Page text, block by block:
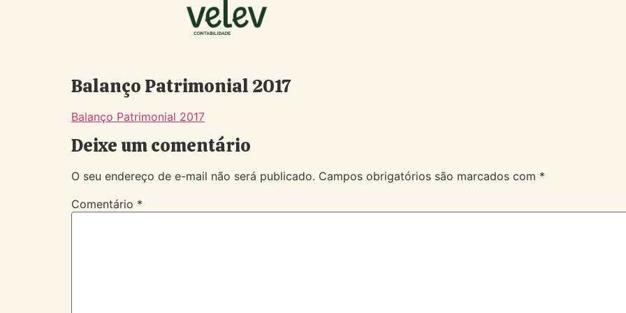
Balanço Patrimonial 2017
Balanço Patrimonial 2017
Deixe um comentário
O seu endereço de e-mail não será publicado. Campos obrigatórios são marcados com *
Comentário *